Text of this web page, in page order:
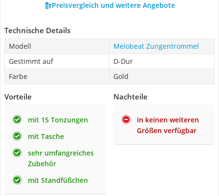
Preisvergleich und weitere Angebote
Technische Details
Modell
Melobeat Zungentrommel
Gestimmt auf
D-Dur
Farbe
Gold
Vorteile
mit 15 Tonzungen
mit Tasche
sehr umfangreiches
Zubehör
mit Standfüßchen
Nachteile
in keinen weiteren
Größen verfügbar